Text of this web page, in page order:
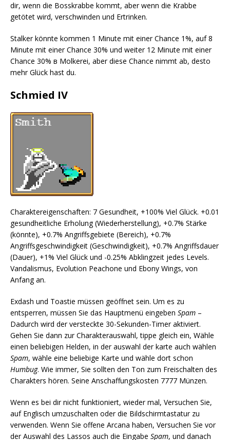
dir, wenn die Bosskrabbe kommt, aber wenn die Krabbe
getötet wird, verschwinden und Ertrinken.
Stalker könnte kommen 1 Minute mit einer Chance 1%, auf 8
Minute mit einer Chance 30% und weiter 12 Minute mit einer
Chance 30% в Molkerei, aber diese Chance nimmt ab, desto
mehr Glück hast du.
Schmied IV
Charaktereigenschaften: 7 Gesundheit, +100% Viel Glück. +0.01
gesundheitliche Erholung (Wiederherstellung), +0.7% Stärke
(könnte), +0.7% Angriffsgebiete (Bereich), +0.7%
Angriffsgeschwindigkeit (Geschwindigkeit), +0.7% Angriffsdauer
(Dauer), +1% Viel Glück und -0.25% Abklingzeit jedes Levels.
Vandalismus, Evolution Peachone und Ebony Wings, von
Anfang an.
Exdash und Toastie müssen geöffnet sein. Um es zu
entsperren, müssen Sie das Hauptmenü eingeben Spam –
Dadurch wird der versteckte 30-Sekunden-Timer aktiviert.
Gehen Sie dann zur Charakterauswahl, tippe gleich ein, Wähle
einen beliebigen Helden, in der auswahl der karte auch wählen
Spam, wähle eine beliebige Karte und wähle dort schon
Humbug. Wie immer, Sie sollten den Ton zum Freischalten des
Charakters hören. Seine Anschaffungskosten 7777 Münzen.
Wenn es bei dir nicht funktioniert, wieder mal, Versuchen Sie,
auf Englisch umzuschalten oder die Bildschirmtastatur zu
verwenden. Wenn Sie offene Arcana haben, Versuchen Sie vor
der Auswahl des Lassos auch die Eingabe Spam, und danach